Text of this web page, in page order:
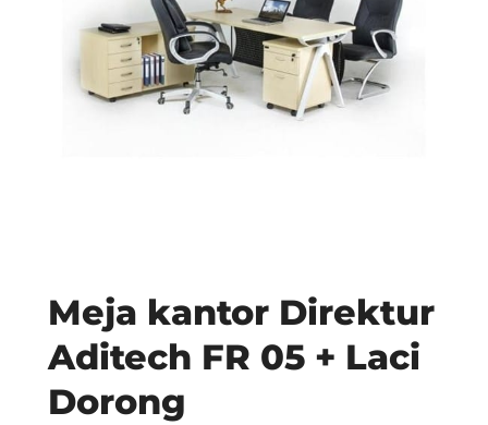
Meja kantor Direktur
Aditech FR 05 + Laci
Dorong